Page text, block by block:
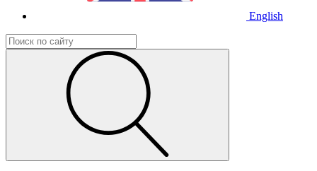
English